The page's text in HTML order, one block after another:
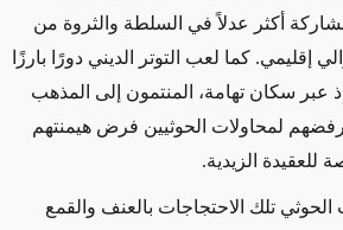
أكثر عدلاً في السلطة والثروة من
إقليمي. كما لعب التوتر الديني دورًا بارزًا
عبر سكان تهامة، المنتمون إلى المذهب
لمحاولات الحوثيين فرض هيمنتهم
للعقيدة الزيدية.
تلك الاحتجاجات بالعنف والقمع